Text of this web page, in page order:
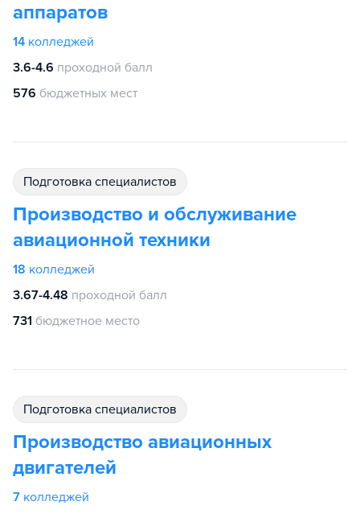
аппаратов
14 колледжей
3.6-4.6 проходной балл
576 бюджетных мест
подготовка специалистов
Производство и обслуживание
авиационной техники
18 колледжей
3.67-4.48 проходной балл
731 бюджетное место
подготовка специалистов
Производство авиационных
двигателей
7 колледжей